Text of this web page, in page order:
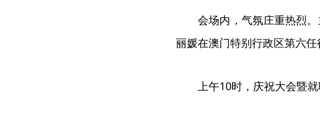
会场内，气氛庄重热烈。
丽媛在澳门特别行政区第六
上午10时，庆祝大会暨就